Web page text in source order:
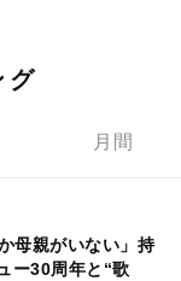
グ
月間
母親がいない」持
ー30周年と“歌